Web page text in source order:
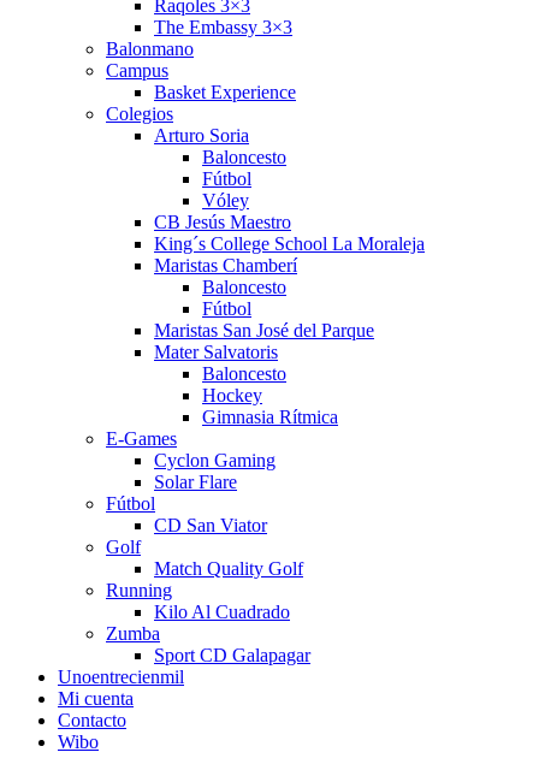
Raqoles 3×3
The Embassy 3×3
Balonmano
Campus
Basket Experience
Colegios
Arturo Soria
Baloncesto
Fútbol
Vóley
CB Jesús Maestro
King´s College School La Moraleja
Maristas Chamberí
Baloncesto
Fútbol
Maristas San José del Parque
Mater Salvatoris
Baloncesto
Hockey
Gimnasia Rítmica
E-Games
Cyclon Gaming
Solar Flare
Fútbol
CD San Viator
Golf
Match Quality Golf
Running
Kilo Al Cuadrado
Zumba
Sport CD Galapagar
Unoentrecienmil
Mi cuenta
Contacto
Wibo